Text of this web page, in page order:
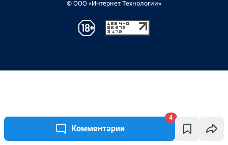
Комментарии
4